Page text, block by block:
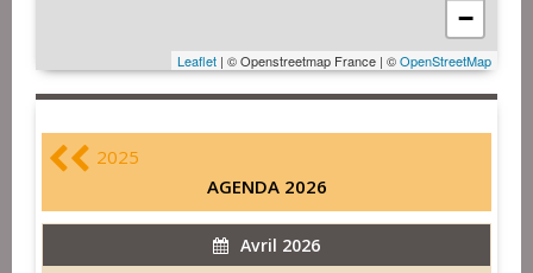
−
Leaflet | © Openstreetmap France | ©OpenStreetMap
2025
AGENDA 2026
Avril 2026